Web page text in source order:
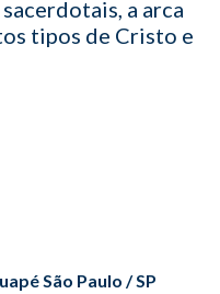
a arca
tipos de Cristo e
São Paulo / SP